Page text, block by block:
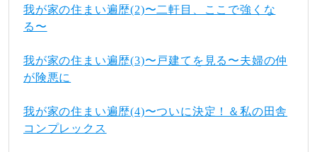
我が家の住まい遍歴(2)〜二軒目、ここで強くな
る〜
我が家の住まい遍歴(3)〜戸建てを見る〜夫婦の仲
が険悪に
我が家の住まい遍歴(4)〜ついに決定！＆私の田舎
コンプレックス